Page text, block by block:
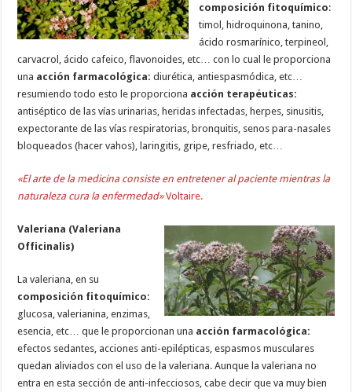
composición fitoquímico:
timol, hidroquinona, tanino,
ácido rosmarínico, terpineol,
carvacrol, ácido cafeico, flavonoides, etc… con lo cual le proporciona
una acción farmacológica: diurética, antiespasmódica, etc…
resumiendo todo esto le proporciona acción terapéuticas:
antiséptico de las vías urinarias, heridas infectadas, herpes, sinusitis,
expectorante de las vías respiratorias, bronquitis, senos para-nasales
bloqueados (hacer vahos), laringitis, gripe, resfriado, etc…
«El arte de la medicina consiste en entretener al paciente mientras la
naturaleza cura la enfermedad»Voltaire.
Valeriana (Valeriana
Officinalis)
La valeriana, en su
composición fitoquímico:
glucosa, valerianina, enzimas,
esencia, etc… que le proporcionan una acción farmacológica:
efectos sedantes, acciones anti-epilépticas, espasmos musculares
quedan aliviados con el uso de la valeriana. Aunque la valeriana no
entra en esta sección de anti-infecciosos, cabe decir que va muy bien